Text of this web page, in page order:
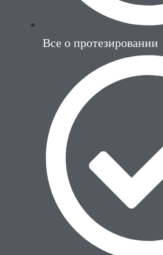
Все о протезировании